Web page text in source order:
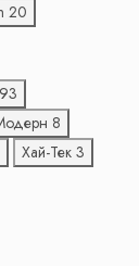
20
8
Хай-Тек 3